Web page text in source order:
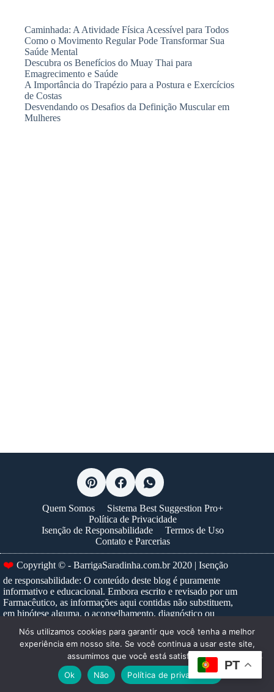
Caminhada: A Atividade Física Acessível para Todos
Como o Movimento Regular Pode Transformar Sua
Saúde Mental
Descubra os Benefícios do Muay Thai para
Emagrecimento e Saúde
A Importância do Trapézio para a Postura e Exercícios
de Costas
Desvendando os Desafios da Definição Muscular em
Mulheres
Quem Somos
Sistema Best Suggestion Pro+
Política de Privacidade
Isenção de Responsabilidade
Termos de Uso
Contato e Parcerias
❤️ Copyright © - BarrigaSaradinha.com.br 2020 | Isenção
de responsabilidade: O conteúdo deste blog é puramente
informativo e educacional. Embora escrito e revisado por um
Farmacêutico, as informações aqui contidas não substituem,
em hipótese alguma, o aconselhamento, diagnóstico ou
médico ou adie a busca por um, devido a algo que tenha lido
neste site. Para prescrições e tratamentos específicos,
consulte sempre um profissional de saúde habilitado.Saiba
PT
Nós utilizamos cookies para garantir que você tenha a melhor
experiência em nosso site. Se você continua a usar este site,
assumimos que você está satisfeito.
Ok
Não Política de privacidade